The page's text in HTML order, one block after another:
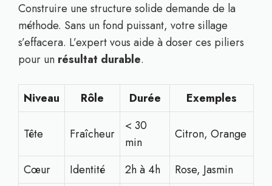
Construire une structure solide demande de la
méthode. Sans un fond puissant, votre sillage
s’effacera. L’expert vous aide à doser ces piliers
pour un résultat durable.
Niveau Rôle Durée Exemples
Tête Fraîcheur
< 30
min
Citron, Orange
Cœur Identité 2h à 4h Rose, Jasmin